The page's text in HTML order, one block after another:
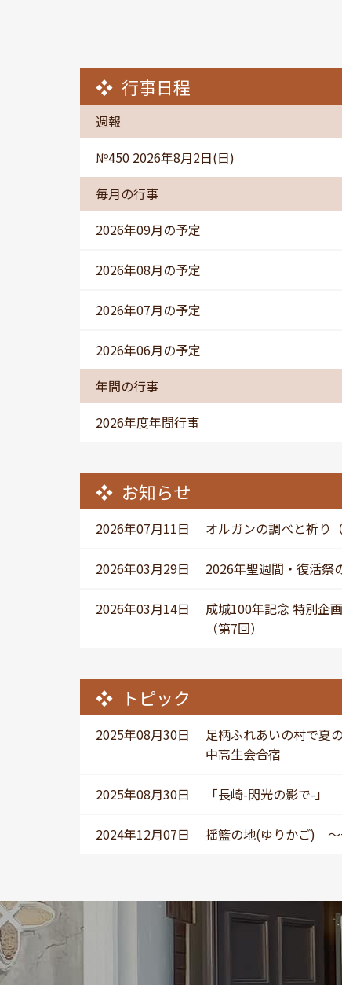
行事日程
週報
№450 2026年8月2日(日)
毎月の行事
2026年09月の予定
2026年08月の予定
2026年07月の予定
2026年06月の予定
年間の行事
2026年度年間行事
お知らせ
2026年07月11日
オルガンの調べと祈り（
2026年03月29日 2026年聖週間・復活祭
2026年03月14日
成城100年記念 特別企
（第7回）
トピック
2025年08月30日
足柄ふれあいの村で夏
中高生会合宿
2025年08月30日 「長崎-閃光の影で-」
2024年12月07日 揺籃の地(ゆりかご) ～